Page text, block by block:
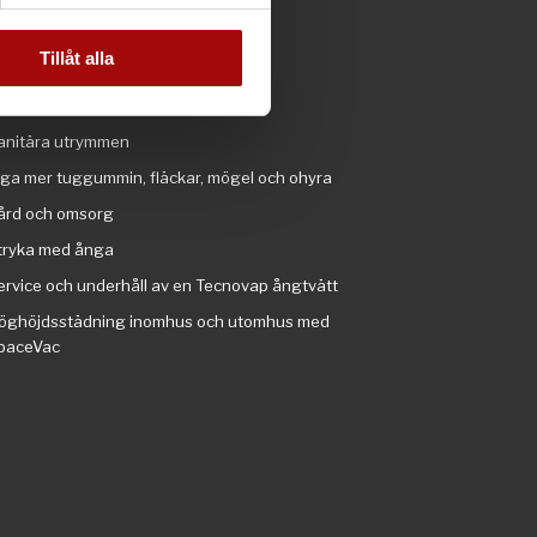
information från din enhet
kombinera informationen
tjänster.
Tillåt alla
simhall och badhus
och transportband
utrymmen
mer tuggummin, fläckar, mögel och ohyra
och omsorg
med ånga
och underhåll av en Tecnovap ångtvätt
inomhus och utomhus med